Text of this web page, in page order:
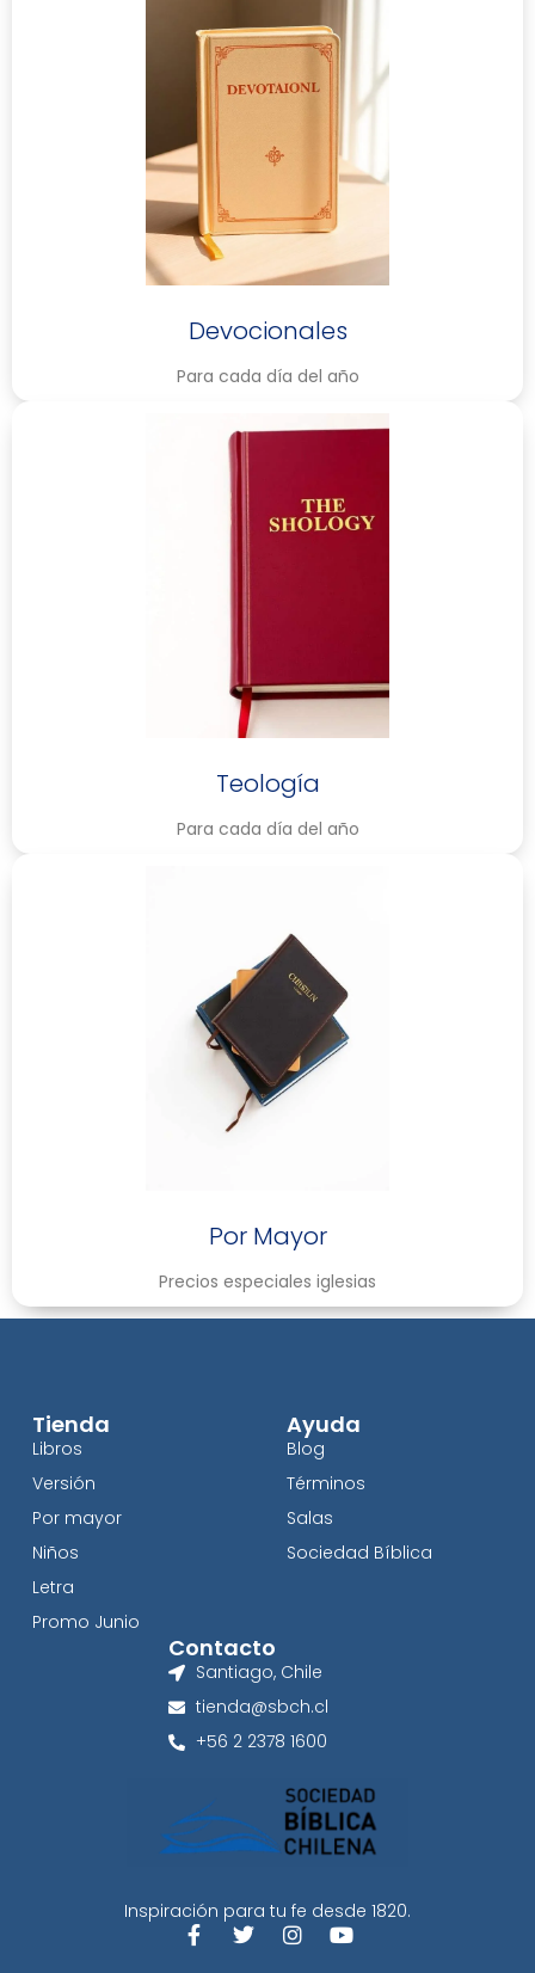
Devocionales
Para cada día del año
Teología
Para cada día del año
Por Mayor
Precios especiales iglesias
Inspiración para tu fe desde 1820.
Tienda
Libros
Versión
Por mayor
Niños
Letra
Promo Junio
Ayuda
Blog
Términos
Salas
Sociedad Bíblica
Contacto
Santiago, Chile
tienda@sbch.cl
+56 2 2378 1600